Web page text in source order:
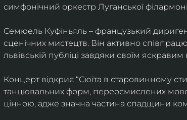
симфонічний оркестр Луганської
Семюель Куфіньяль – французький
сценічних мистецтв. Він активно
львівській публіці завдяки своїм
Концерт відкриє “Сюїта в старовинному
танцювальних форм, переосмислених
цінною, адже значна частина спадщини